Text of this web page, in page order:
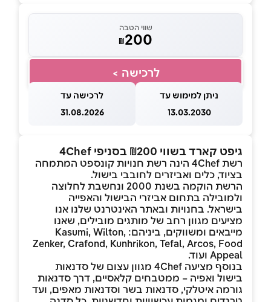
שווי הטבה
₪200
לרכישה >
ניתן למימוש עד
13.03.2030
לרכישה עד
31.08.2026
גיפט קארד בשווי ₪200 בסניפי 4Chef
רשת 4Chef הינה רשת חנויות קונספט המתמחה
בציוד, כלים ואביזרים לחובבי בישול.
הרשת הוקמה בשנת 2000 ונחשבת לחלוצה
ולמובילה בתחום אביזרי הבישול והאפייה
בישראל. בחנויות ובאתר האינטרנט שלנו אנו
מציעים מגוון רחב של מותגים מובילים, שאנו
מייבאים ומשווקים, ביניהם: Kasumi, Wilton,
Zenker, Crafond, Kunhrikon, Tefal, Arcos, Food
Appeal ועוד.
בנוסף מציעה 4Chef מגוון עצום של סדנאות
בישול ואפיה – ממטבחים קלאסיים, דרך סדנאות
גורמה איטלקי, סדנאות בשר וסדנאות מאפים, ועד